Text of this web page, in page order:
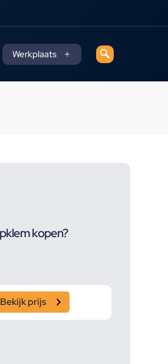
Werkplaats
kopen?
Bekijk prijs